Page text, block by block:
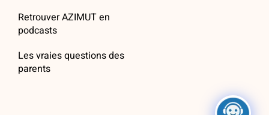
Retrouver AZIMUT en
podcasts
Les vraies questions des
parents